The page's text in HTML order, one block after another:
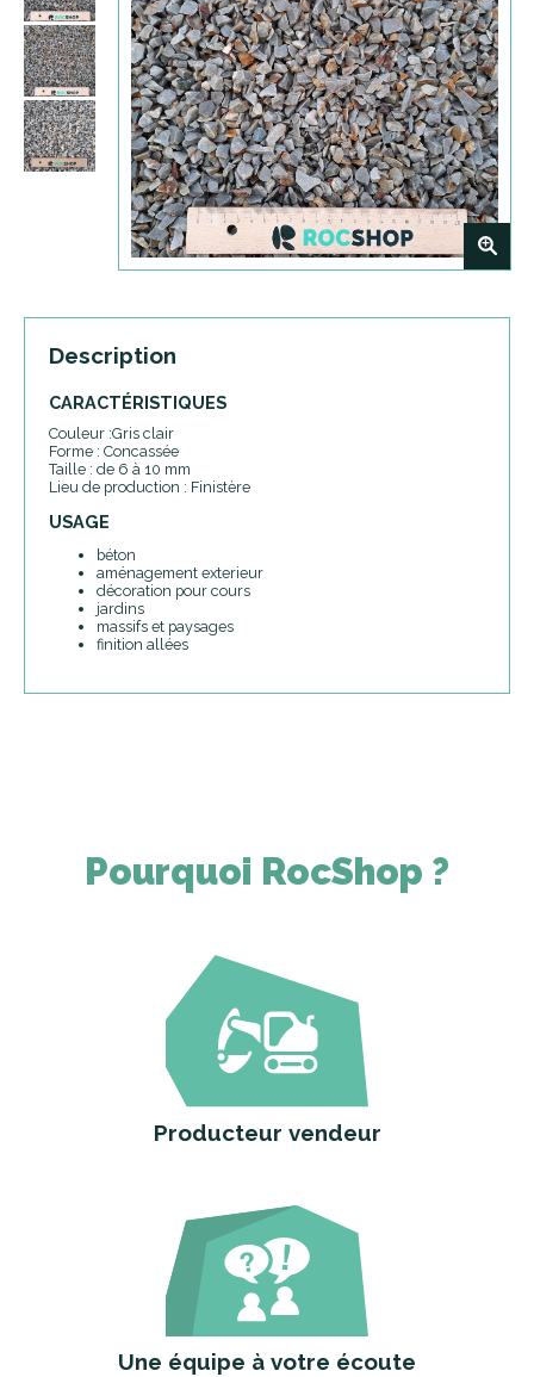
+
Description
CARACTÉRISTIQUES
Couleur :Gris clair
Forme : Concassée
Taille : de 6 à 10 mm
Lieu de production : Finistère
USAGE
béton
aménagement exterieur
décoration pour cours
jardins
massifs et paysages
finition allées
Pourquoi RocShop ?
Producteur vendeur
Une équipe à votre écoute